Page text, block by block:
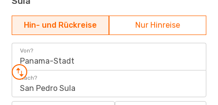
Hin- und Rückreise Nur Hinreise
Von?
Panama-Stadt
Nach?
San Pedro Sula